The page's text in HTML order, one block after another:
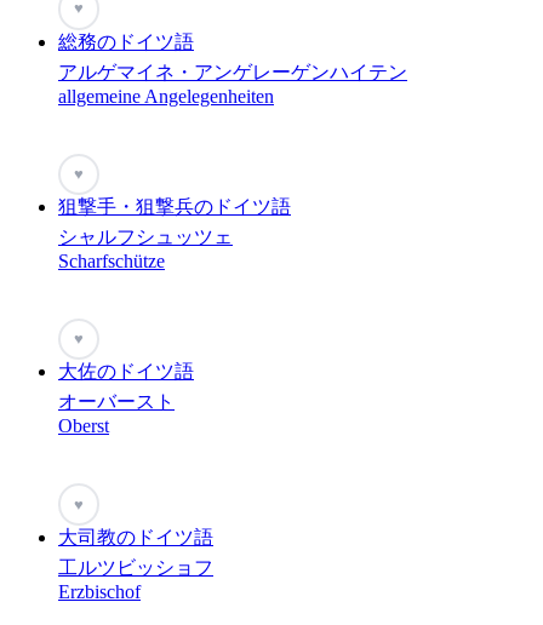
♥
総務のドイツ語
アルゲマイネ・アンゲレーゲンハイテン
allgemeine Angelegenheiten
♥
狙撃手・狙撃兵のドイツ語
シャルフシュッツェ
Scharfschütze
♥
大佐のドイツ語
オーバースト
Oberst
♥
大司教のドイツ語
工ルツビッショフ
Erzbischof